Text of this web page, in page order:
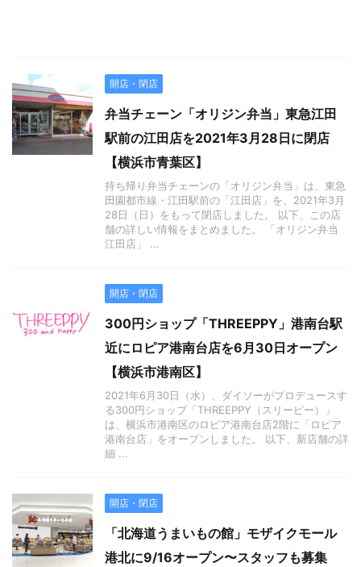
開店・閉店
弁当チェーン「オリジン弁当」東急江田
駅前の江田店を2021年3月28日に閉店
【横浜市青葉区】
持ち帰り弁当チェーンの「オリジン弁当」は、東急
田園都市線・江田駅前の「江田店」を、2021年3月
28日（日）をもって閉店しました。 以下、この店
舗の詳しい情報をまとめました。 「オリジン弁当
江田店」 ...
開店・閉店
300円ショップ「THREEPPY」港南台駅
近にロピア港南台店を6月30日オープン
【横浜市港南区】
2021年6月30日（水）、ダイソーがプロデュースす
る300円ショップ「THREEPPY（スリーピー）」
は、横浜市港南区のロピア港南台店2階に「ロピア
港南台店」をオープンしました。 以下、新店舗の詳
細 ...
開店・閉店
「北海道うまいもの館」モザイクモール
港北に9/16オープン〜スタッフも募集